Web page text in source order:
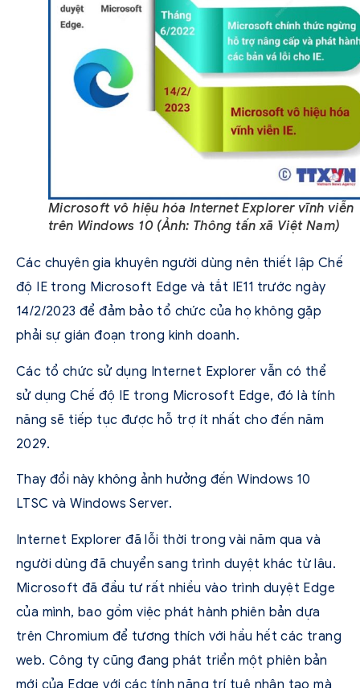
Microsoft vô hiệu hóa Internet Explorer vĩnh viễn
trên Windows 10 (Ảnh: Thông tấn xã Việt Nam)
Các chuyên gia khuyên người dùng nên thiết lập Chế
độ IE trong Microsoft Edge và tắt IE11 trước ngày
14/2/2023 để đảm bảo tổ chức của họ không gặp
phải sự gián đoạn trong kinh doanh.
Các tổ chức sử dụng Internet Explorer vẫn có thể
sử dụng Chế độ IE trong Microsoft Edge, đó là tính
năng sẽ tiếp tục được hỗ trợ ít nhất cho đến năm
2029.
Thay đổi này không ảnh hưởng đến Windows 10
LTSC và Windows Server.
Internet Explorer đã lỗi thời trong vài năm qua và
người dùng đã chuyển sang trình duyệt khác từ lâu.
Microsoft đã đầu tư rất nhiều vào trình duyệt Edge
của mình, bao gồm việc phát hành phiên bản dựa
trên Chromium để tương thích với hầu hết các trang
web. Công ty cũng đang phát triển một phiên bản
mới của Edge với các tính năng trí tuệ nhân tạo mà